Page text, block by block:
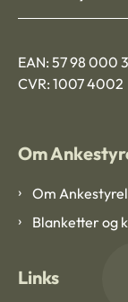
EAN: 57 98 000
CVR: 1007 4002
Om
Om
Blanketter og
Links